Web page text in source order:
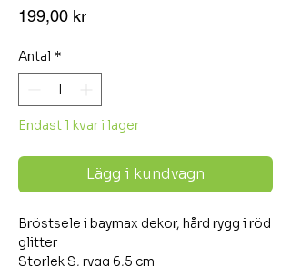
199,00 krPris
Antal *
Endast 1 kvar i lager
Lägg i kundvagn
Bröstsele i baymax dekor, hård rygg i röd
glitter
Storlek S, rygg 6,5 cm